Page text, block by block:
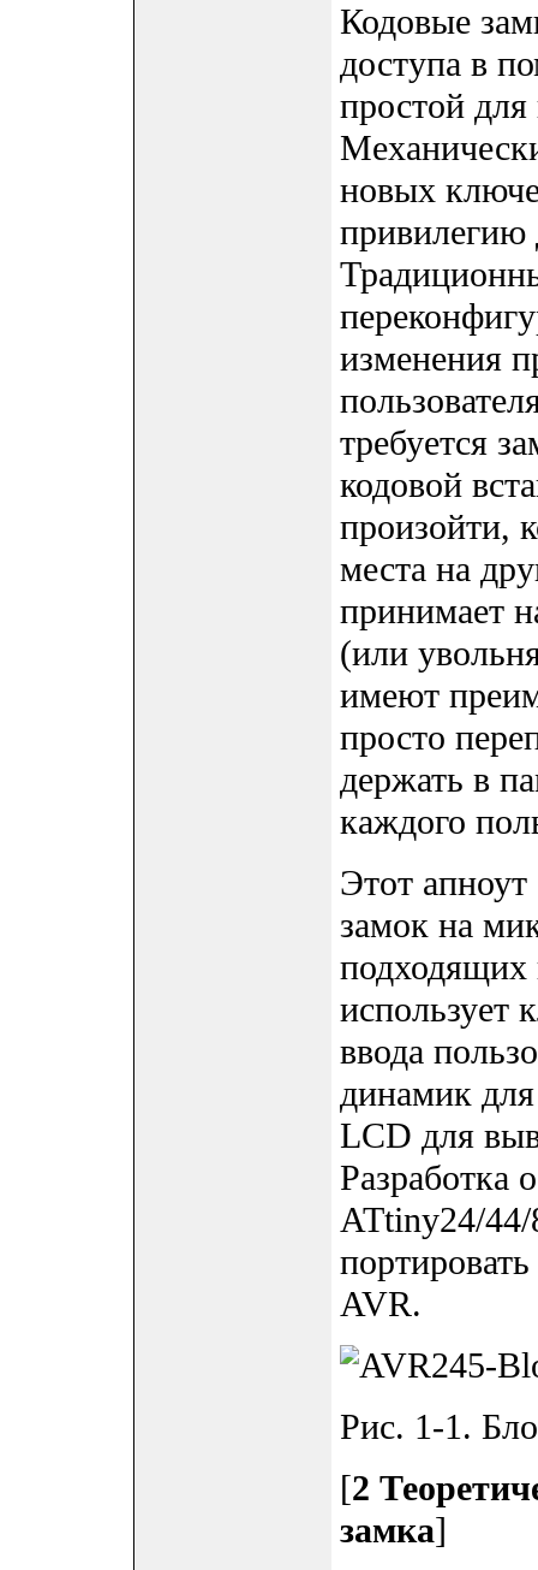
Кодовые
доступа в
простой
новых
привилегию
изменения
требуется
кодовой
произойти,
места на
принимает
(или
имеют
просто
держать в
каждого
Этот апноут
замок на
подходящих
использует
ввода
динамик
LCD для
Разработка
ATtiny24/
AVR.
Рис. 1-1.
[2
замка]